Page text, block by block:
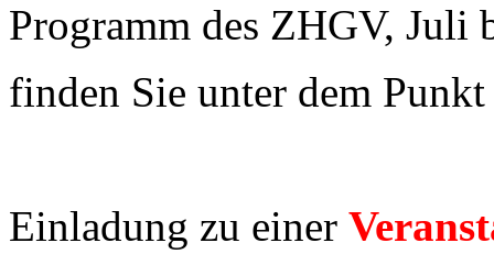
Programm des ZHGV, Juli
finden Sie unter dem
Einladung zu einer